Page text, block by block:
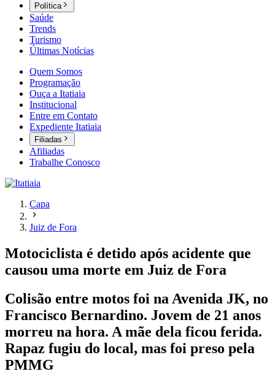
Política
Saúde
Trends
Turismo
Últimas Notícias
Quem Somos
Programação
Ouça a Itatiaia
Institucional
Entre em Contato
Expediente Itatiaia
Filiadas
Afiliadas
Trabalhe Conosco
Capa
Juiz de Fora
Motociclista é detido após acidente que
causou uma morte em Juiz de Fora
Colisão entre motos foi na Avenida JK, no
Francisco Bernardino. Jovem de 21 anos
morreu na hora. A mãe dela ficou ferida.
Rapaz fugiu do local, mas foi preso pela
PMMG